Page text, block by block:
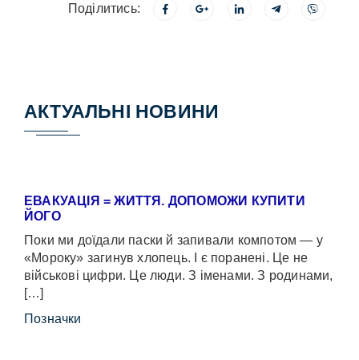
Поділитись:
АКТУАЛЬНІ НОВИНИ
ЕВАКУАЦІЯ = ЖИТТЯ. ДОПОМОЖИ КУПИТИ
ЙОГО
Поки ми доїдали паски й запивали компотом — у
«Мороку» загинув хлопець. І є поранені. Це не
військові цифри. Це люди. З іменами. З родинами,
[…]
Позначки